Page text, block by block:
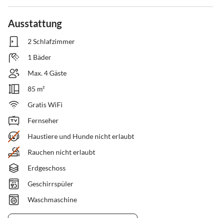
Ausstattung
2 Schlafzimmer
1 Bäder
Max. 4 Gäste
85 m²
Gratis WiFi
Fernseher
Haustiere und Hunde nicht erlaubt
Rauchen nicht erlaubt
Erdgeschoss
Geschirrspüler
Waschmaschine